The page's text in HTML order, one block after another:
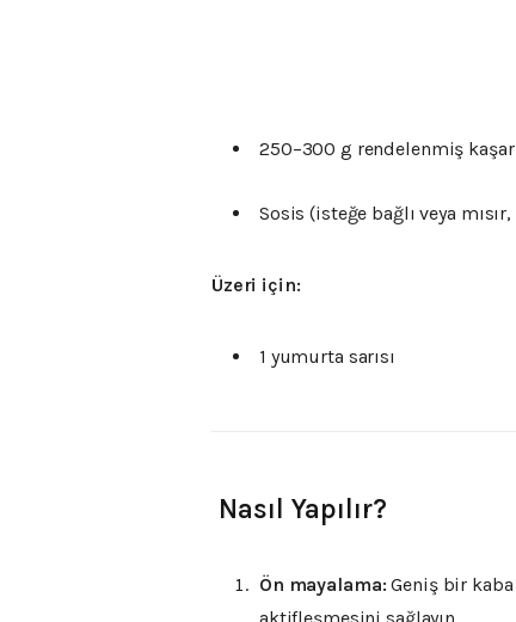
250–300 g rendelenmiş kaşar
Sosis (isteğe bağlıveya mısır,
Üzeri için:
1 yumurta sarısı
Nasıl Yapılır?
Ön mayalama: Geniş bir kaba